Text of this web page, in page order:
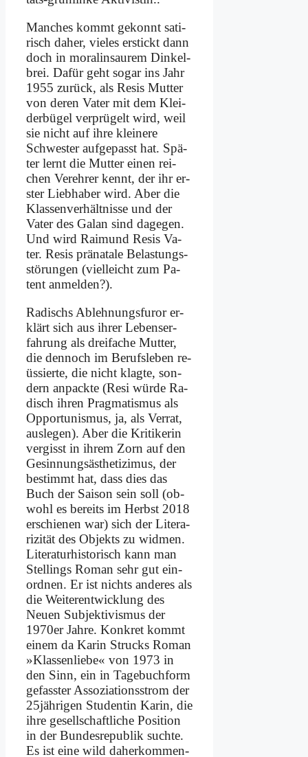
Man­ches kommt ge­konnt sa­ti­
risch da­her, vie­les er­stickt dann
doch in mo­ra­lin­saurem Din­kel­
brei. Da­für geht so­gar ins Jahr
1955 zu­rück, als Re­sis Mut­ter
von de­ren Va­ter mit dem Klei­
der­bü­gel ver­prü­gelt wird, weil
sie nicht auf ih­re klei­ne­re
Schwe­ster auf­ge­passt hat. Spä­
ter lernt die Mut­ter ei­nen rei­
chen Ver­eh­rer kennt, der ihr er­
ster Lieb­ha­ber wird. Aber die
Klas­sen­ver­hält­nis­se und der
Va­ter des Ga­lan sind da­ge­gen.
Und wird Rai­mund Re­sis Va­
ter. Re­sis prä­na­ta­le Be­la­stungs­
stö­run­gen (viel­leicht zum Pa­
tent an­mel­den?).
Ra­dischs Ab­leh­nungs­fu­ror er­
klärt sich aus ih­rer Le­bens­er­
fah­rung als drei­fa­che Mut­ter,
die den­noch im Be­rufs­le­ben re­
üs­sier­te, die nicht klag­te, son­
dern an­pack­te (Re­si wür­de Ra­
disch ih­ren Prag­ma­tis­mus als
Op­por­tu­nis­mus, ja, als Ver­rat,
aus­le­gen). Aber die Kri­ti­ke­rin
ver­gisst in ih­rem Zorn auf den
Ge­sin­nungs­äs­the­tizi­mus, der
be­stimmt hat, dass dies das
Buch der Sai­son sein soll (ob­
wohl es be­reits im Herbst 2018
er­schie­nen war) sich der Li­te­r­a­
ri­zi­tät des Ob­jekts zu wid­men.
Li­te­ra­tur­hi­sto­risch kann man
Stel­lings Ro­man sehr gut ein­
ord­nen. Er ist nichts an­de­res als
die Wei­ter­ent­wick­lung des
Neu­en Sub­jek­ti­vis­mus der
1970er Jah­re. Kon­kret kommt
ei­nem da Ka­rin Strucks Ro­man
»Klas­sen­lie­be« von 1973 in
den Sinn, ein in Ta­ge­buch­form
ge­fass­ter As­so­zia­ti­ons­strom der
25jährigen Stu­den­tin Ka­rin, die
ih­re ge­sell­schaft­li­che Po­si­ti­on
in der Bun­des­re­pu­blik such­te.
Es ist ei­ne wild da­her­kom­men­